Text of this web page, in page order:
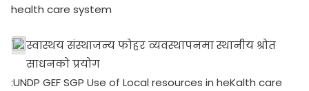
health care system
स्वास्थय संस्थाजन्य फोहर व्यवस्थापनमा स्थानीय श्रोत
साधनको प्रयोग
:UNDP GEF SGP Use of Local resources in heKalth care